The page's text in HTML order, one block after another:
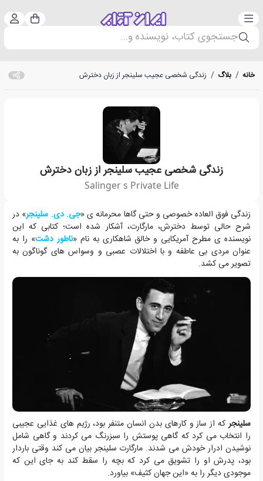
دسته‌بندی سبد
جستجوی کتاب، نویسنده و...
خانه / بلاگ / زندگی شخصی عجیب سلینجر از زبان دخترش
زندگی شخصی عجیب سلینجر از زبان دخترش
Salinger s Private Life
زندگی فوق العاده خصوصی و حتی گاها محرمانه ی «جی. دی. سلینجر» در
زندگی فوق العاده خصوصی و حتی گاها محرمانه ی «جی. دی. سلینجر» در
شرح حالی توسط دخترش، مارگارت، آشکار شده است؛ کتابی که این
نویسنده ی مطرح آمریکایی و خالق شاهکاری به نام «ناطور دشت» را به
عنوان مردی بی عاطفه و با اختلالات عصبی و وسواس های گوناگون به
تصویر می کشد.
سلینجر که از ساز و کارهای بدن انسان متنفر بود، رژیم های غذایی عجیبی
را انتخاب می کرد که گاهی پوستش را سبزرنگ می کردند و گاهی شامل
نوشیدن ادرار خودش می شدند. مارگارت سلینجر بیان می کند وقتی باردار
بود، پدرش او را تشویق می کرد که بچه را سقط کند به جای این که
موجودی دیگر را به «این جهان کثیف» بیاورد.